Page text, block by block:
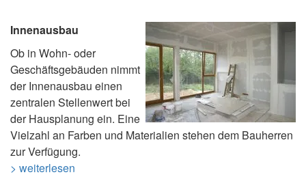
Innenausbau
Ob in Wohn- oder
Geschäftsgebäuden nimmt
der Innenausbau einen
zentralen Stellenwert bei
der Hausplanung ein. Eine
Vielzahl an Farben und Materialien stehen dem Bauherren
zur Verfügung.
> weiterlesen